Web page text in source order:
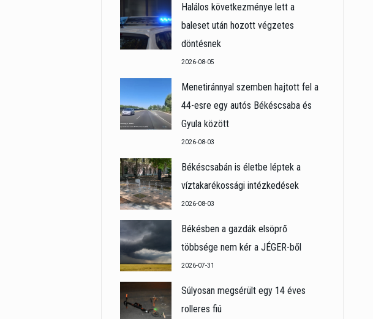
Halálos következménye lett a
baleset után hozott végzetes
döntésnek
2026-08-05
Menetiránnyal szemben hajtott fel a
44-esre egy autós Békéscsaba és
Gyula között
2026-08-03
Békéscsabán is életbe léptek a
víztakarékossági intézkedések
2026-08-03
Békésben a gazdák elsöprő
többsége nem kér a JÉGER-ből
2026-07-31
Súlyosan megsérült egy 14 éves
rolleres fiú